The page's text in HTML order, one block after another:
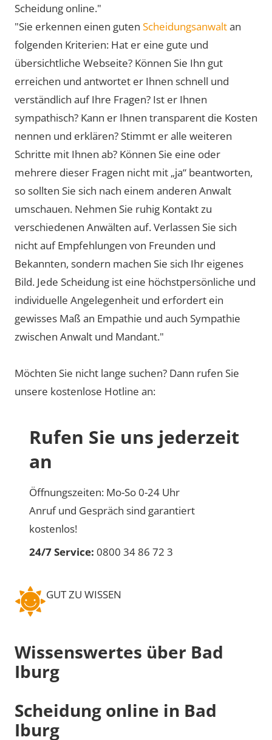
Scheidung online."
"Sie erkennen einen guten Scheidungsanwaltan
folgenden Kriterien: Hat er eine gute und
übersichtliche Webseite? Können Sie Ihn gut
erreichen und antwortet er Ihnen schnell und
verständlich auf Ihre Fragen? Ist er Ihnen
sympathisch? Kann er Ihnen transparent die Kosten
nennen und erklären? Stimmt er alle weiteren
Schritte mit Ihnen ab? Können Sie eine oder
mehrere dieser Fragen nicht mit „ja“ beantworten,
so sollten Sie sich nach einem anderen Anwalt
umschauen. Nehmen Sie ruhig Kontakt zu
verschiedenen Anwälten auf. Verlassen Sie sich
nicht auf Empfehlungen von Freunden und
Bekannten, sondern machen Sie sich Ihr eigenes
Bild. Jede Scheidung ist eine höchstpersönliche und
individuelle Angelegenheit und erfordert ein
gewisses Maß an Empathie und auch Sympathie
zwischen Anwalt und Mandant."
Möchten Sie nicht lange suchen? Dann rufen Sie
unsere kostenlose Hotline an:
Rufen Sie uns jederzeit
an
Öffnungszeiten: Mo-So 0-24 Uhr
Anruf und Gespräch sind garantiert
kostenlos!
24/7 Service: 0800 34 86 72 3
GUT ZU WISSEN
Wissenswertes über Bad
Iburg
Scheidung online in Bad
Iburg